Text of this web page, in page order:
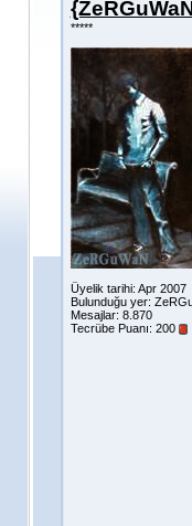
*****
Üyelik tarihi: Apr 2007
Bulunduğu yer:
Mesajlar: 8.870
Tecrübe Puanı: 200